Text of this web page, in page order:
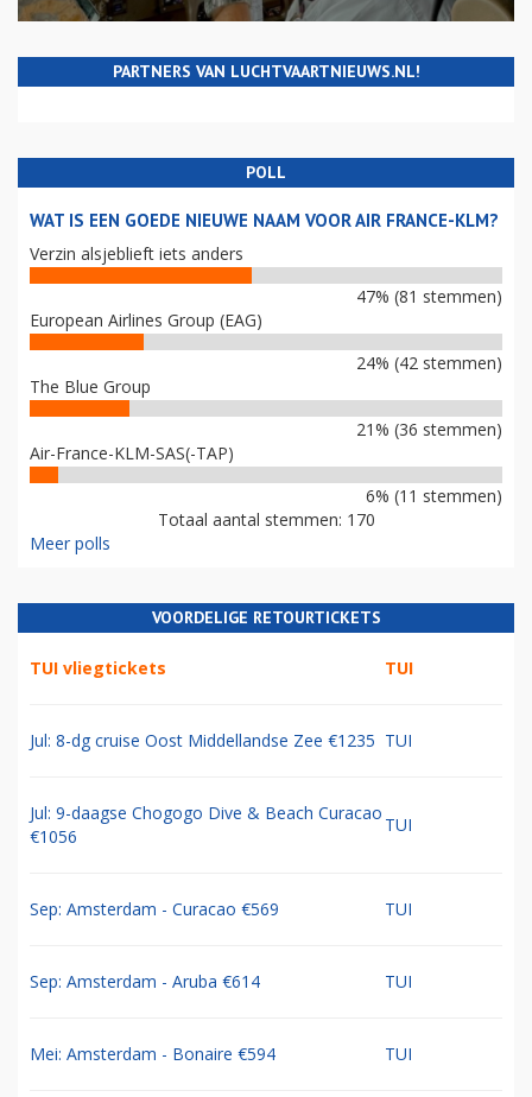
PARTNERS VAN LUCHTVAARTNIEUWS.NL!
POLL
WAT IS EEN GOEDE NIEUWE NAAM VOOR AIR FRANCE-KLM?
Verzin alsjeblieft iets anders
47% (81 stemmen)
European Airlines Group (EAG)
24% (42 stemmen)
The Blue Group
21% (36 stemmen)
Air-France-KLM-SAS(-TAP)
6% (11 stemmen)
Totaal aantal stemmen: 170
Meer polls
VOORDELIGE RETOURTICKETS
TUI vliegtickets TUI
Jul: 8-dg cruise Oost Middellandse Zee €1235 TUI
Jul: 9-daagse Chogogo Dive & Beach Curacao
€1056
TUI
Sep: Amsterdam - Curacao €569 TUI
Sep: Amsterdam - Aruba €614 TUI
Mei: Amsterdam - Bonaire €594 TUI